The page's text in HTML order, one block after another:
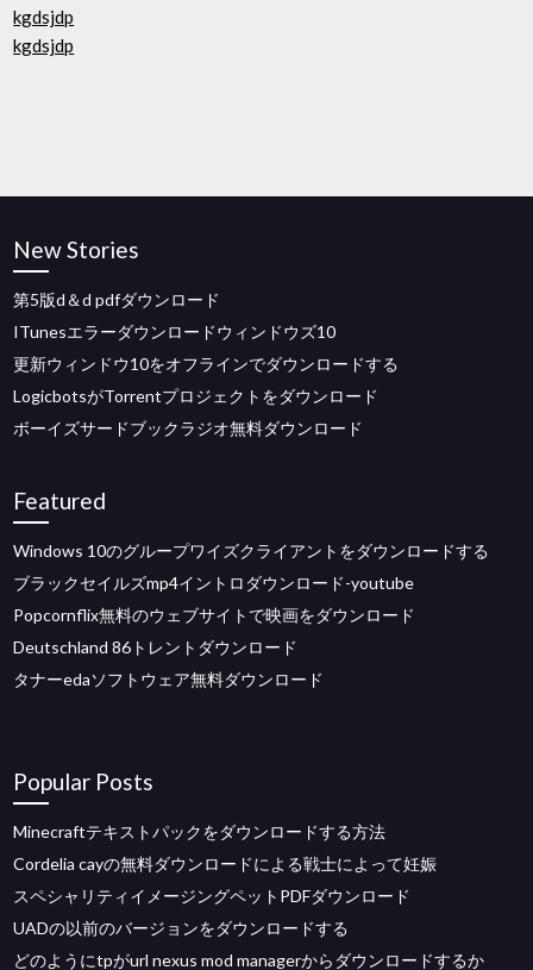
kgdsjdp
kgdsjdp
New Stories
第5版d＆d pdfダウンロード
ITunesエラーダウンロードウィンドウズ10
更新ウィンドウ10をオフラインでダウンロードする
LogicbotsがTorrentプロジェクトをダウンロード
ボーイズサードブックラジオ無料ダウンロード
Featured
Windows 10のグループワイズクライアントをダウンロードする
ブラックセイルズmp4イントロダウンロード-youtube
Popcornflix無料のウェブサイトで映画をダウンロード
Deutschland 86トレントダウンロード
タナーedaソフトウェア無料ダウンロード
Popular Posts
Minecraftテキストパックをダウンロードする方法
Cordelia cayの無料ダウンロードによる戦士によって妊娠
スペシャリティイメージングペットPDFダウンロード
UADの以前のバージョンをダウンロードする
どのようにtpがurl nexus mod managerからダウンロードするか